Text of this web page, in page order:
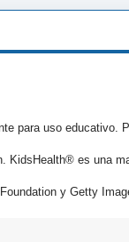
para uso
KidsHealth® es una
y Getty